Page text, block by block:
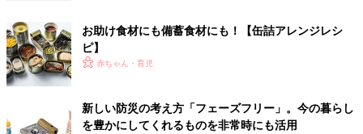
お助け食材にも備蓄食材にも！【缶詰アレンジレシ
ピ】
赤ちゃん・育児
新しい防災の考え方「フェーズフリー」。今の暮らし
を豊かにしてくれるものを非常時にも活用